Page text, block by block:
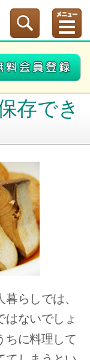
存でき
らしでは、
はないでしょ
ちに料理して